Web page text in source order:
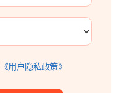
《用户隐私政策》